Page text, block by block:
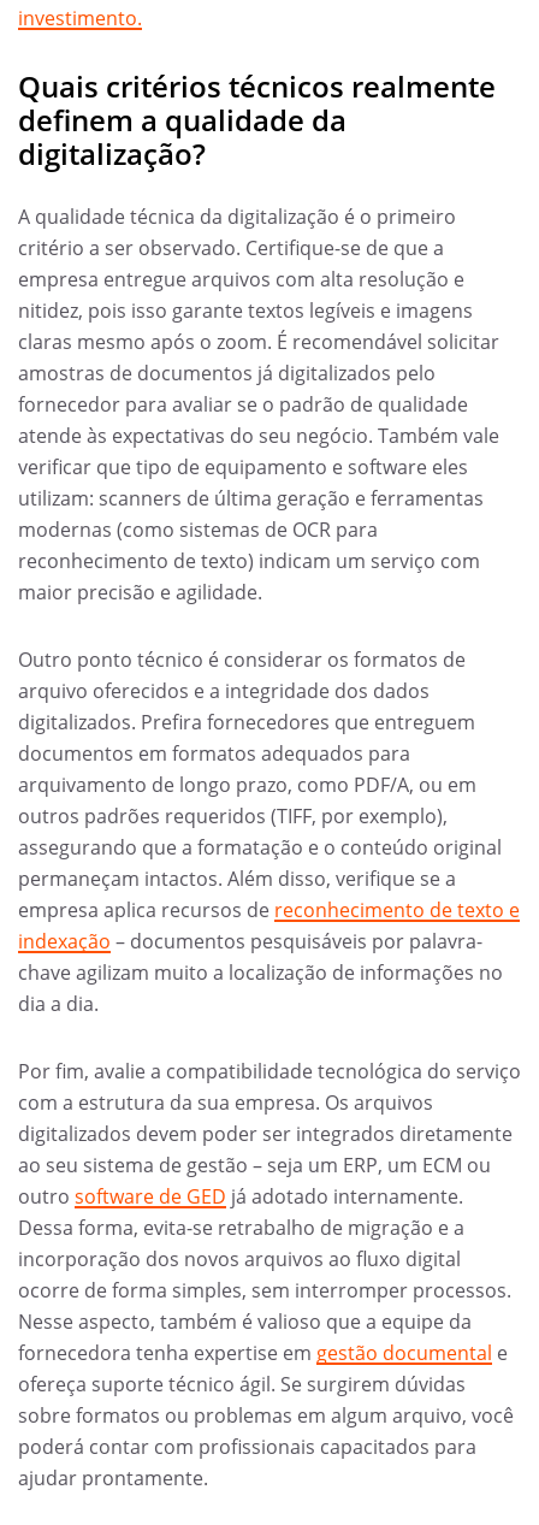
investimento.
Quais critérios técnicos realmente
definem a qualidade da
digitalização?
A qualidade técnica da digitalização é o primeiro
critério a ser observado. Certifique-se de que a
empresa entregue arquivos com alta resolução e
nitidez, pois isso garante textos legíveis e imagens
claras mesmo após o zoom. É recomendável solicitar
amostras de documentos já digitalizados pelo
fornecedor para avaliar se o padrão de qualidade
atende às expectativas do seu negócio. Também vale
verificar que tipo de equipamento e software eles
utilizam: scanners de última geração e ferramentas
modernas (como sistemas de OCR para
reconhecimento de texto) indicam um serviço com
maior precisão e agilidade.
Outro ponto técnico é considerar os formatos de
arquivo oferecidos e a integridade dos dados
digitalizados. Prefira fornecedores que entreguem
documentos em formatos adequados para
arquivamento de longo prazo, como PDF/A, ou em
outros padrões requeridos (TIFF, por exemplo),
assegurando que a formatação e o conteúdo original
permaneçam intactos. Além disso, verifique se a
empresa aplica recursos de reconhecimento de texto e
indexação – documentos pesquisáveis por palavra-
chave agilizam muito a localização de informações no
dia a dia.
Por fim, avalie a compatibilidade tecnológica do serviço
com a estrutura da sua empresa. Os arquivos
digitalizados devem poder ser integrados diretamente
ao seu sistema de gestão – seja um ERP, um ECM ou
outro software de GED já adotado internamente.
Dessa forma, evita-se retrabalho de migração e a
incorporação dos novos arquivos ao fluxo digital
ocorre de forma simples, sem interromper processos.
Nesse aspecto, também é valioso que a equipe da
fornecedora tenha expertise em gestão documental e
ofereça suporte técnico ágil. Se surgirem dúvidas
sobre formatos ou problemas em algum arquivo, você
poderá contar com profissionais capacitados para
ajudar prontamente.